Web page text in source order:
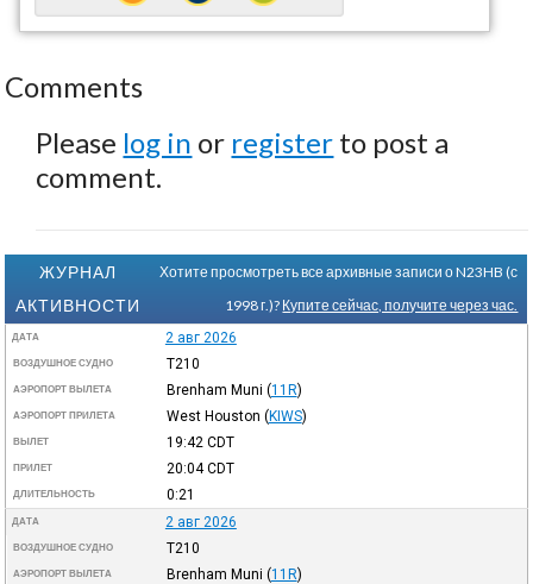
Comments
Please log in or register to post a
comment.
ЖУРНАЛ
АКТИВНОСТИ
Хотите просмотреть все архивные записи о N23HB (с
1998 г.)? Купите сейчас, получите через час.
ДАТА 2 авг 2026
ВОЗДУШНОЕ СУДНО T210
АЭРОПОРТ ВЫЛЕТА Brenham Muni (11R)
АЭРОПОРТ ПРИЛЕТА West Houston (KIWS)
ВЫЛЕТ 19:42 CDT
ПРИЛЕТ 20:04CDT
ДЛИТЕЛЬНОСТЬ 0:21
ДАТА 2 авг 2026
ВОЗДУШНОЕ СУДНО T210
АЭРОПОРТ ВЫЛЕТА Brenham Muni (11R)